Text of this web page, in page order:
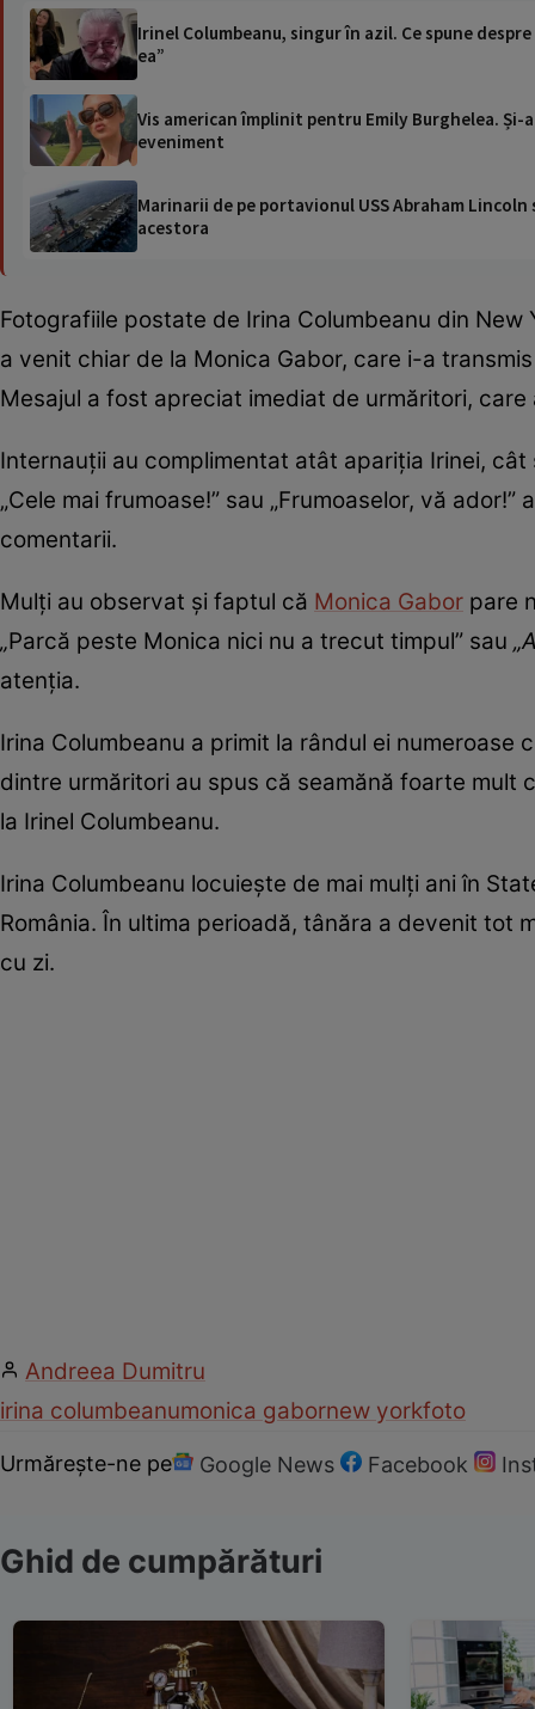
Irinel Columbeanu, singur în azil. Ce spune
ea”
Vis american împlinit pentru Emily Burghelea. Și-
eveniment
Marinarii de pe portavionul USS Abraham
acestora
Fotografiile postate de Irina Columbeanu din
a venit chiar de la Monica Gabor, care i-a
Mesajul a fost apreciat imediat de urmăritori,
Internauții au complimentat atât apariția Irinei, cât
„Cele mai frumoase!” sau „Frumoaselor, vă
comentarii.
Mulți au observat și faptul că Monica Gabor pare
„Parcă peste Monica nici nu a trecut timpul” sau
atenția.
Irina Columbeanu a primit la rândul ei
dintre urmăritori au spus că seamănă foarte mult
la Irinel Columbeanu.
Irina Columbeanu locuiește de mai mulți ani în
România. În ultima perioadă, tânăra a devenit tot
cu zi.
Andreea Dumitru
irina columbeanumonica gabornew yorkfoto
Urmărește-ne pe Google News Facebook
Ghid de cumpărături